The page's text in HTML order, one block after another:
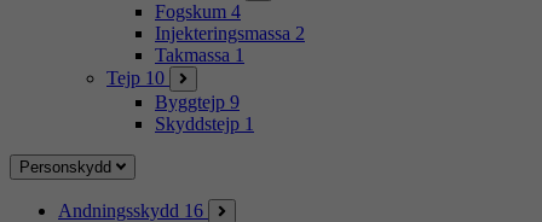
Fogskum 4
Injekteringsmassa 2
Takmassa 1
Tejp 10
Byggtejp 9
Skyddstejp 1
Personskydd
Andningsskydd 16